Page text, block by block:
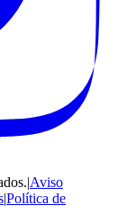
|Aviso
|Política de